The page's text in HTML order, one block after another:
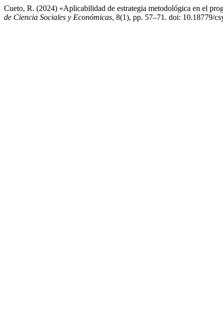
Cueto, R. (2024) «Aplicabilidad de estrategia metodológica en el
de Ciencia Sociales y Económicas, 8(1), pp. 57–71. doi: 10.18779/